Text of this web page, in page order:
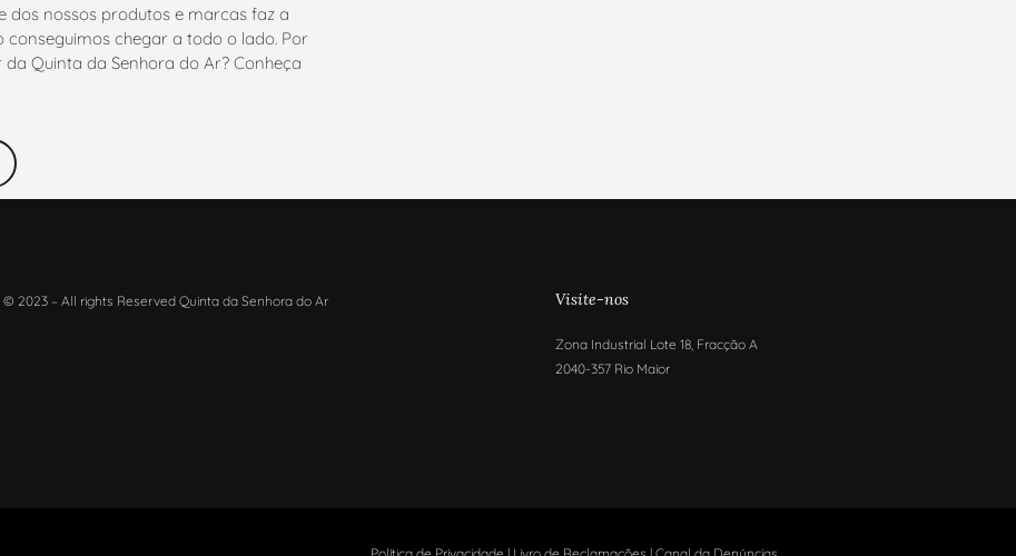
dos nossos produtos e marcas faz a
conseguimos chegar a todo o lado. Por
Quinta da Senhora do Ar? Conheça
© 2023 – All rights Reserved Quinta da Senhora do Ar Visite-nos
Zona Industrial Lote 18, Fracção A
2040-357 Rio Maior